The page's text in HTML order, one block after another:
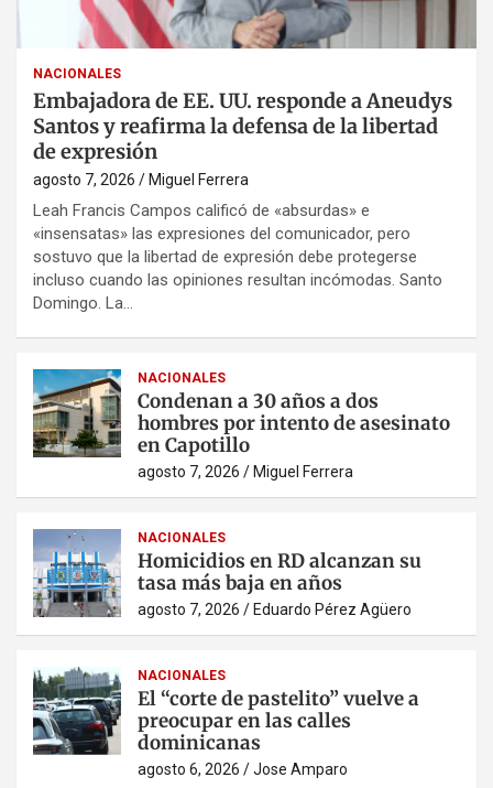
NACIONALES
Embajadora de EE. UU. responde a Aneudys
Santos y reafirma la defensa de la libertad
de expresión
agosto 7, 2026 Miguel Ferrera
Leah Francis Campos calificó de «absurdas» e
«insensatas» las expresiones del comunicador, pero
sostuvo que la libertad de expresión debe protegerse
incluso cuando las opiniones resultan incómodas. Santo
Domingo. La…
NACIONALES
Condenan a 30 años a dos
hombres por intento de asesinato
en Capotillo
agosto 7, 2026 Miguel Ferrera
NACIONALES
Homicidios en RD alcanzan su
tasa más baja en años
agosto 7, 2026 Eduardo Pérez Agüero
NACIONALES
El “corte de pastelito” vuelve a
preocupar en las calles
dominicanas
agosto 6, 2026 Jose Amparo